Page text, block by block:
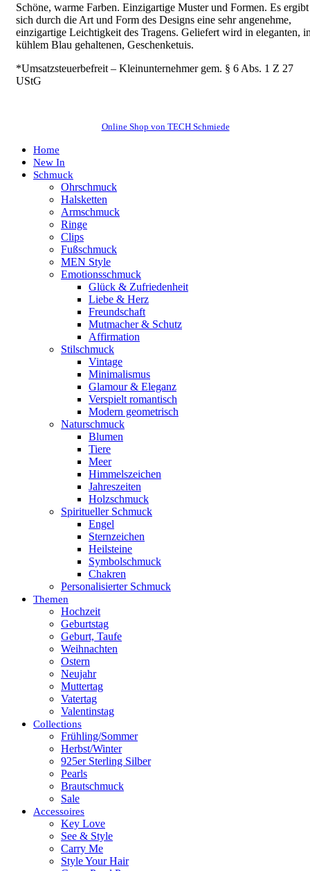
Schöne, warme Farben. Einzigartige Muster und Formen. Es ergibt
sich durch die Art und Form des Designs eine sehr angenehme,
einzigartige Leichtigkeit des Tragens. Geliefert wird in eleganten,
kühlem Blau gehaltenen, Geschenketuis.
*Umsatzsteuerbefreit – Kleinunternehmer gem. § 6 Abs. 1 Z 27
UStG
Online Shop von TECH Schmiede
Home
New In
Schmuck
Ohrschmuck
Halsketten
Armschmuck
Ringe
Clips
Fußschmuck
MEN Style
Emotionsschmuck
Glück & Zufriedenheit
Liebe & Herz
Freundschaft
Mutmacher & Schutz
Affirmation
Stilschmuck
Vintage
Minimalismus
Glamour & Eleganz
Verspielt romantisch
Modern geometrisch
Naturschmuck
Blumen
Tiere
Meer
Himmelszeichen
Jahreszeiten
Holzschmuck
Spiritueller Schmuck
Engel
Sternzeichen
Heilsteine
Symbolschmuck
Chakren
Personalisierter Schmuck
Themen
Hochzeit
Geburtstag
Geburt, Taufe
Weihnachten
Ostern
Neujahr
Muttertag
Vatertag
Valentinstag
Collections
Frühling/Sommer
Herbst/Winter
925er Sterling Silber
Pearls
Brautschmuck
Sale
Accessoires
Key Love
See & Style
Carry Me
Style Your Hair